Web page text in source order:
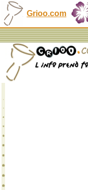
Grioo.com